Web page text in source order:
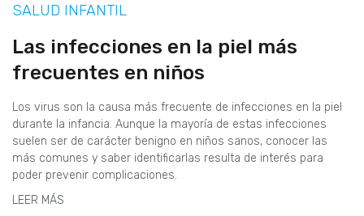
SALUD INFANTIL
Las infecciones en la piel más
frecuentes en niños
Los virus son la causa más frecuente de infecciones en la piel
durante la infancia. Aunque la mayoría de estas infecciones
suelen ser de carácter benigno en niños sanos, conocer las
más comunes y saber identificarlas resulta de interés para
poder prevenir complicaciones.
LEER MÁS